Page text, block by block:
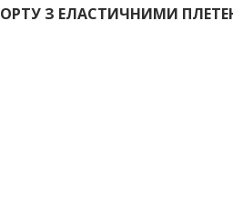
З ЕЛАСТИЧНИМИ